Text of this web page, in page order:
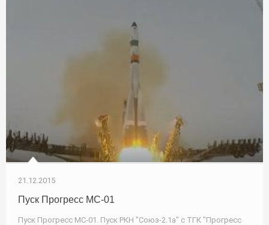
21.12.2015
Пуск Прогресс МС-01
Пуск Прогресс МС-01. Пуск РКН "Союз-2.1а" с ТГК "Прогресс